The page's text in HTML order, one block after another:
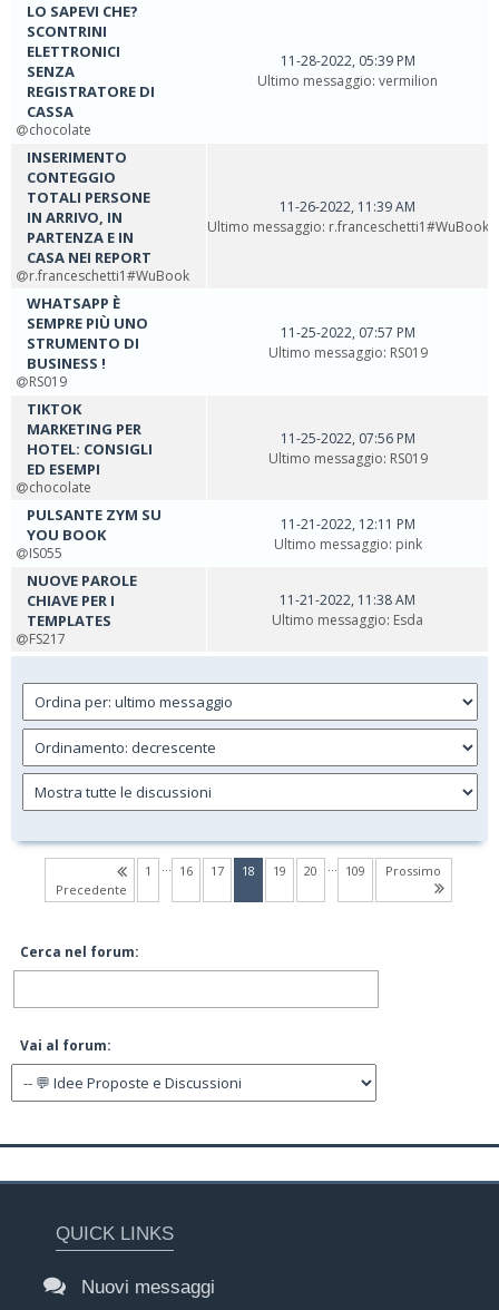
LO SAPEVI CHE?
SCONTRINI
ELETTRONICI
SENZA
REGISTRATORE DI
CASSA
chocolate
11-28-2022, 05:39 PM
Ultimo messaggio:vermilion
INSERIMENTO
CONTEGGIO
TOTALI PERSONE
IN ARRIVO, IN
PARTENZA E IN
CASA NEI REPORT
r.franceschetti1#WuBook
11-26-2022, 11:39 AM
Ultimo messaggio: r.franceschetti1#WuBook
WHATSAPP È
SEMPRE PIÙ UNO
STRUMENTO DI
BUSINESS !
RS019
11-25-2022, 07:57 PM
Ultimo messaggio: RS019
TIKTOK
MARKETING PER
HOTEL: CONSIGLI
ED ESEMPI
chocolate
11-25-2022, 07:56 PM
Ultimo messaggio: RS019
PULSANTE ZYM SU
YOU BOOK
IS055
11-21-2022, 12:11 PM
Ultimo messaggio: pink
NUOVE PAROLE
CHIAVE PER I
TEMPLATES
FS217
11-21-2022, 11:38 AM
Ultimo messaggio: Esda
Precedente
1 … 16 17 18 (current)
19 20 … 109 Prossimo
Cerca nel forum:
Vai al forum:
QUICK LINKS
Nuovi messaggi